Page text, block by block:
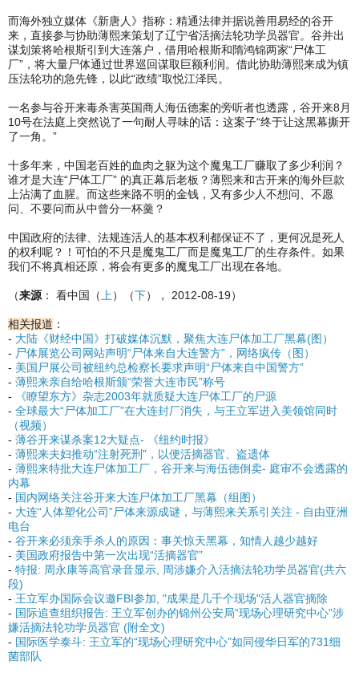
而海外独立媒体《新唐人》指称：精通法律并据说善用易经的谷开
来，直接参与协助薄熙来策划了辽宁省活摘法轮功学员器官。谷并出
谋划策将哈根斯引到大连落户，借用哈根斯和隋鸿锦两家“尸体工
厂”，将大量尸体通过世界巡回谋取巨额利润。借此协助薄熙来成为镇
压法轮功的急先锋，以此“政绩”取悦江泽民。
一名参与谷开来毒杀害英国商人海伍德案的旁听者也透露，谷开来8月
10号在法庭上突然说了一句耐人寻味的话：这案子“终于让这黑幕撕开
了一角。”
十多年来，中国老百姓的血肉之躯为这个魔鬼工厂赚取了多少利润？
谁才是大连“尸体工厂” 的真正幕后老板？薄熙来和古开来的海外巨款
上沾满了血腥。而这些来路不明的金钱，又有多少人不想问、不愿
问、不要问而从中曾分一杯羹？
中国政府的法律、法规连活人的基本权利都保证不了，更何况是死人
的权利呢？！可怕的不只是魔鬼工厂而是魔鬼工厂的生存条件。如果
我们不将真相还原，将会有更多的魔鬼工厂出现在各地。
（来源： 看中国（上）（下）， 2012-08-19）
相关报道 ：
- 大陆《财经中国》打破媒体沉默，聚焦大连尸体加工厂黑幕(图）
- 尸体展览公司网站声明“尸体来自大连警方”，网络疯传（图）
- 美国尸展公司被纽约总检察长要求声明“尸体来自中国警方”
- 薄熙来亲自给哈根斯颁“荣誉大连市民”称号
-
《瞭望东方》杂志2003年就质疑大连尸体工厂的尸源
- 全球最大“尸体加工厂”在大连封厂消失，与王立军进入美领馆同时
（视频）
- 薄谷开来谋杀案12大疑点- 《纽约时报》
- 薄熙来夫妇推动“注射死刑”，以便活摘器官、盗遗体
- 薄熙来特批大连尸体加工厂，谷开来与海伍德倒卖- 庭审不会透露的
内幕
- 国内网络关注谷开来大连尸体加工厂黑幕（组图）
- 大连“人体塑化公司”尸体来源成谜，与薄熙来关系引关注 - 自由亚洲
电台
- 谷开来必须亲手杀人的原因：事关惊天黑幕，知情人越少越好
- 美国政府报告中第一次出现“活摘器官”
- 特报: 周永康等高官录音显示, 周涉嫌介入活摘法轮功学员器官(共六
段)
- 王立军办国际会议邀FBI参加, "成果是几千个现场"活人器官摘除
- 国际追查组织报告: 王立军创办的锦州公安局“现场心理研究中心”涉
嫌活摘法轮功学员器官 (附全文)
- 国际医学泰斗: 王立军的“现场心理研究中心”如同侵华日军的731细
菌部队